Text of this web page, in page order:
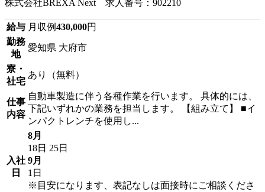
株式会社BREXA Next 求人番号：902210
給与 月収例430,000円
勤務
地
愛知県 大府市
寮・
社宅
あり（無料）
仕事
内容
自動車製造に伴う各種作業を行います。 具体的には、
下記いずれかの業務を担当します。 【組み立て】 ■イ
ンパクトレンチを使用し...
入社
日
8月
18日 25日
9月
1日
※目安になります、表記なしは面接時にご相談くださ